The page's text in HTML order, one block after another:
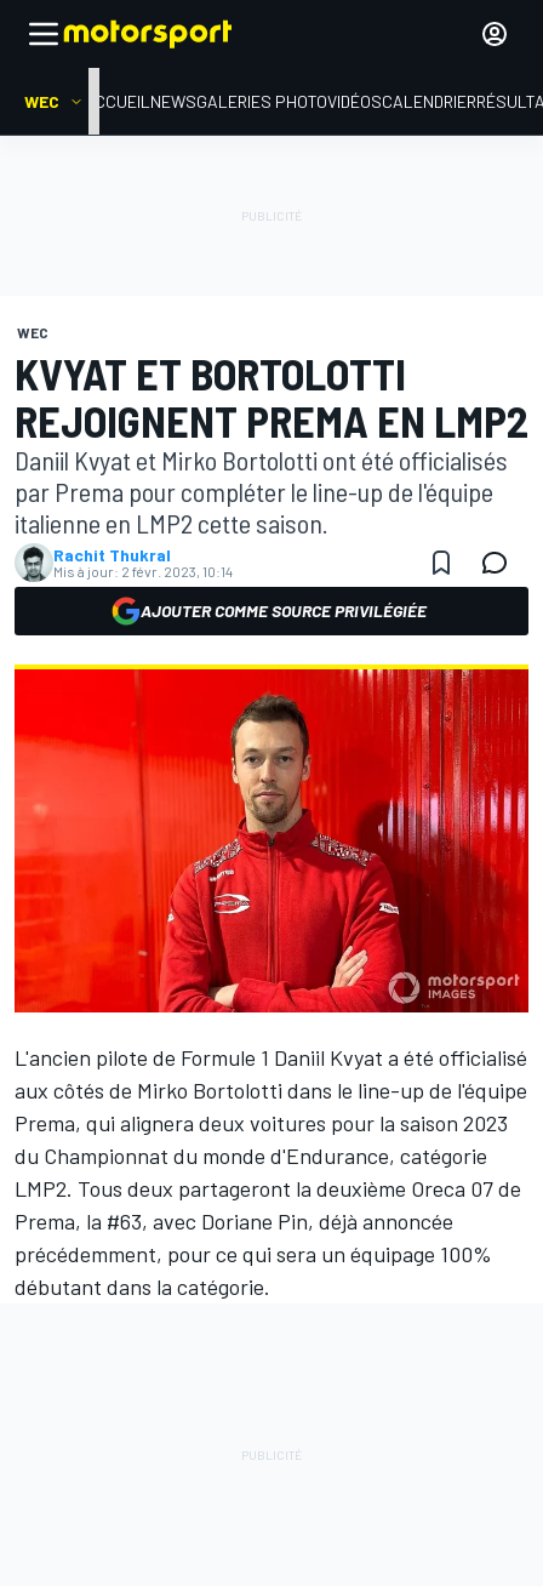
WEC ACCUEIL NEWSGALERIES PHOTOVIDÉOSCALENDRIER
WEC
KVYAT ET BORTOLOTTI
REJOIGNENT PREMA EN LMP2
Daniil Kvyat et Mirko Bortolotti ont été officialisés
par Prema pour compléter le line-up de l'équipe
italienne en LMP2 cette saison.
Rachit Thukral
Mis à jour: 2 févr. 2023, 10:14
AJOUTER COMME SOURCE PRIVILÉGIÉE
L'ancien pilote de Formule 1 Daniil Kvyat a été officialisé
aux côtés de Mirko Bortolotti dans le line-up de l'équipe
Prema, qui alignera deux voitures pour la saison 2023
du Championnat du monde d'Endurance, catégorie
LMP2. Tous deux partageront la deuxième Oreca 07 de
Prema, la #63, avec Doriane Pin, déjà annoncée
précédemment, pour ce qui sera un équipage 100%
débutant dans la catégorie.